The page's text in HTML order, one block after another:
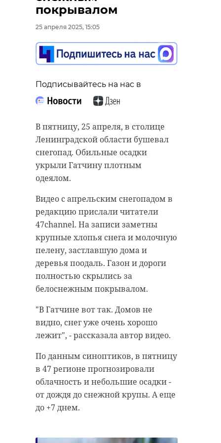
покрывалом
25 апреля 2025, 15:05
Подписывайтесь на нас в
В пятницу, 25 апреля, в столице
Ленинградской области бушевал
снегопад. Обильные осадки
укрыли Гатчину плотным
одеялом.
Видео с апрельским снегопадом в
редакцию прислали читатели
47channel. На записи заметны
крупные хлопья снега и молочную
пелену, застлавшую дома и
деревья поодаль. Газон и дороги
полностью скрылись за
белоснежным покрывалом.
"В Гатчине вот так. Домов не
видно, снег уже очень хорошо
лежит", - рассказала автор видео.
По данным синоптиков, в пятницу
в 47 регионе прогнозировали
облачность и небольшие осадки -
от дождя до снежной крупы. А еще
до +7 днем.
поддержки
стройотрасли и рост
темпов жилья
25 апреля 2025, 14:17
Подписывайтесь на нас в
Правительство Ленинградской
области собралось на совещание
по развитию строительной сферы.
губернатор Александр Дрозденко и
замглавы Минстроя России
Никита Стасишин.
К диалогу подключились
застройщики, банки, подрядчики
и профильные ведомства.
Обсуждают поддержку отрасли на
ускорение темпов ввода жилья,
развитие инфраструктуры,
снижение административных
барьеров и привлечение
инвестиций.
В прошлом году область заняла
четвертое место в России по
объему ввода жилья. По
душу населения- стала
вандал - видео
25 апреля 2025, 13:56
Подписывайтесь на нас в
Около полуночи в пятницу, 25
апреля, в сквере Юность в
Гатчине (Ленинградская область)
орудовал вандал. Агрессивный
мужчина пинал мусорные баки.
Кадрами вандализма в Саду за
богадельней, расположенном на
пересечении улиц Радищева и
Карла Маркса, поделилось МБУ
«УБДХ». Коммунальщики
сообщили, что планируют
обратиться в полицию.
Личность вандала
устанавливается.
Порвавший
баннер к 80-
летию Победы в
попал на видео